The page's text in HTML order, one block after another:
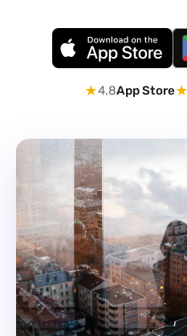
★4.8App Store★